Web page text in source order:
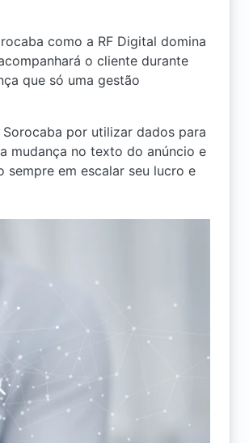
como a RF Digital domina
o cliente durante
que só uma gestão
por utilizar dados para
mudança no texto do anúncio e
em escalar seu lucro e